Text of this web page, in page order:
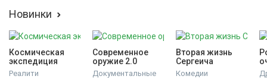
Новинки
Космическая
экспедиция
Реалити
Современное
оружие 2.0
Документальные
Вторая жизнь
Сергеича
Комедии